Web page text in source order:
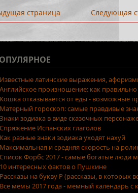
страница
Следующая
Известные латинские выражения,
Английское произношение: как правильно
Кошка отказывается от еды - возможные
Матерный гороскоп: самые правдивые
Знаки зодиака в виде сказочных
Спряжение Испанских глаголов
Как разные знаки зодиака уходят нахуй
Максимальная и средняя скорость на
Список Форбс 2017 - самые богатые люди
10 интересных фактов о Пушкине
Рассказы на букву Р (рассказы, в которых
Все мемы 2017 года - мемный календарь